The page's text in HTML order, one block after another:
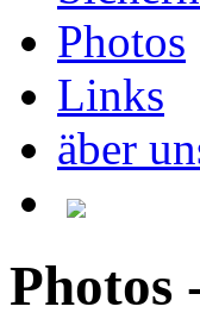
Photos
Links
äber
Photos